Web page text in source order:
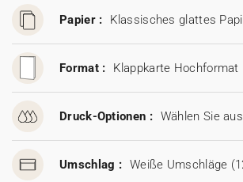
Papier : Klassisches glattes
Format : Klappkarte Hochformat
Druck-Optionen : Wählen Sie aus
Umschlag :